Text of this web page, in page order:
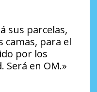
sus parcelas,
camas, para el
por los
Será en OM.»